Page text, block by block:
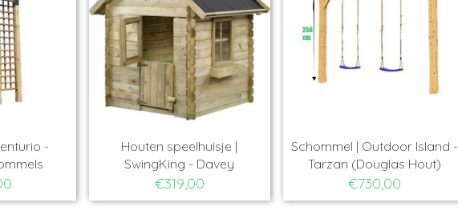
-
Houten speelhuisje |
SwingKing - Davey
€319,00
Schommel | Outdoor Island -
Tarzan (Douglas Hout)
€730,00